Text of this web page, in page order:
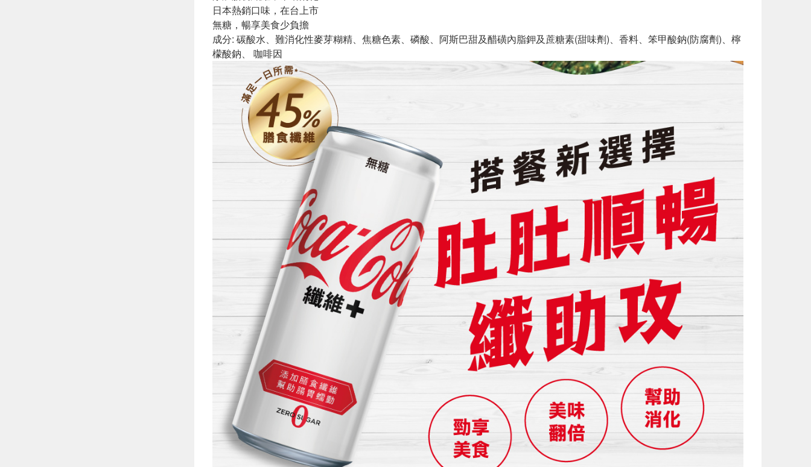
日本熱銷口味，在台上市
無糖，暢享美食少負擔
成分: 碳酸水、難消化性麥芽糊精、焦糖色素、磷酸、阿斯巴甜及醋磺內脂鉀及蔗糖素(甜味劑)、香料、笨甲酸鈉(防腐劑)、檸
檬酸鈉、 咖啡因